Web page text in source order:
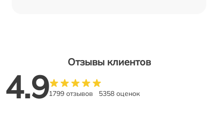
Отзывы клиентов
4.91799 отзывов 5358 оценок